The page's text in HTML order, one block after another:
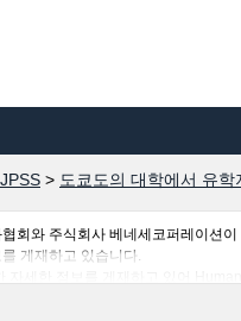
> 도쿄도의 대학에서 유학
회와 주식회사 베네세코퍼레이션
게재하고 있습니다.
자세한 정보를 게재하고 있어